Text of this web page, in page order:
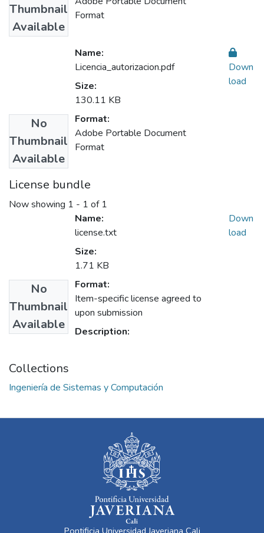
Thumbnail
Available
Format
No
Thumbnail
Available
Name:
Licencia_autorizacion.pdf
Size:
130.11 KB
Format:
Adobe Portable Document
Format
Down
load
License bundle
Now showing 1 - 1 of 1
No
Thumbnail
Available
Name:
license.txt
Size:
1.71 KB
Format:
Item-specific license agreed to
upon submission
Description:
Down
load
Collections
Ingeniería de Sistemas y Computación